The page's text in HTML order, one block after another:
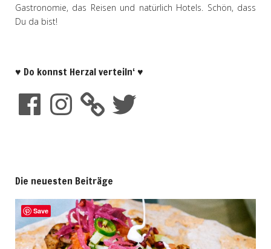
Gastronomie, das Reisen und natürlich Hotels. Schön, dass
Du da bist!
♥ Do konnst Herzal verteiln‘ ♥
Die neuesten Beiträge
Save